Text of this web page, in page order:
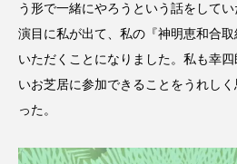
う形で一緒にやろうという話をして
演目に私が出て、私の『神明恵和合
いただくことになりました。私も幸
いお芝居に参加できることをうれし
った。